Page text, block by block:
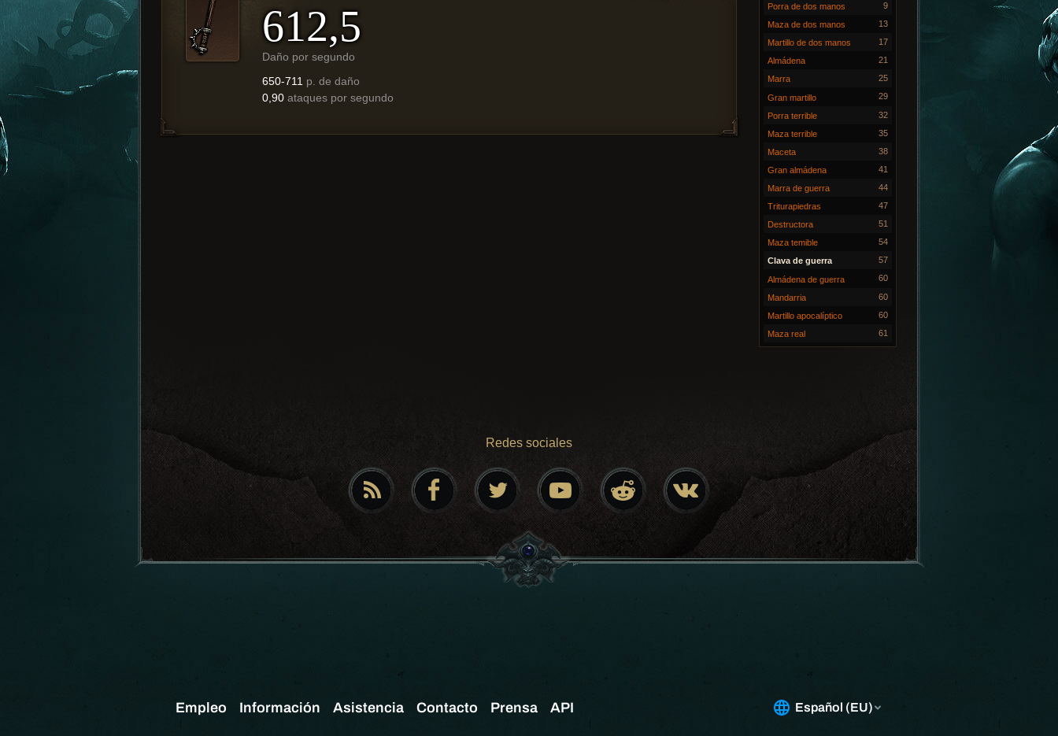
Porra de dos manos 9
Maza de dos manos 13
Martillo de dos manos 17
Almádena 21
Marra 25
Gran martillo 29
Porra terrible 32
Maza terrible 35
Maceta 38
Gran almádena 41
Marra de guerra 44
Triturapiedras 47
Destructora 51
Maza temible 54
Clava de guerra 57
Almádena de guerra 60
Mandarria 60
Martillo apocalíptico 60
Maza real 61
612,5
Daño por segundo
650-711 p. de daño
0,90 ataques por segundo
Redes sociales